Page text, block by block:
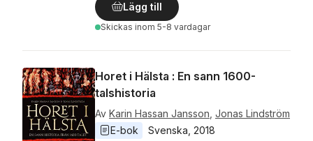
Lägg till
Skickas inom 5-8 vardagar
Horet i Hälsta : En sann 1600-
talshistoria
Av Karin Hassan Jansson Jonas Lindström
E-bok
Svenska 2018